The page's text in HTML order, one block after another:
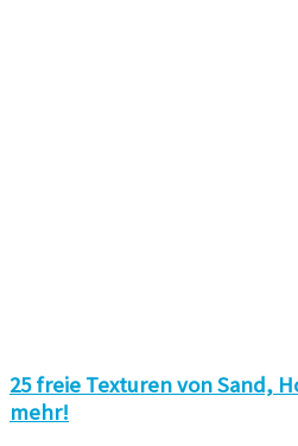
25 freie Texturen von Sand,
mehr!